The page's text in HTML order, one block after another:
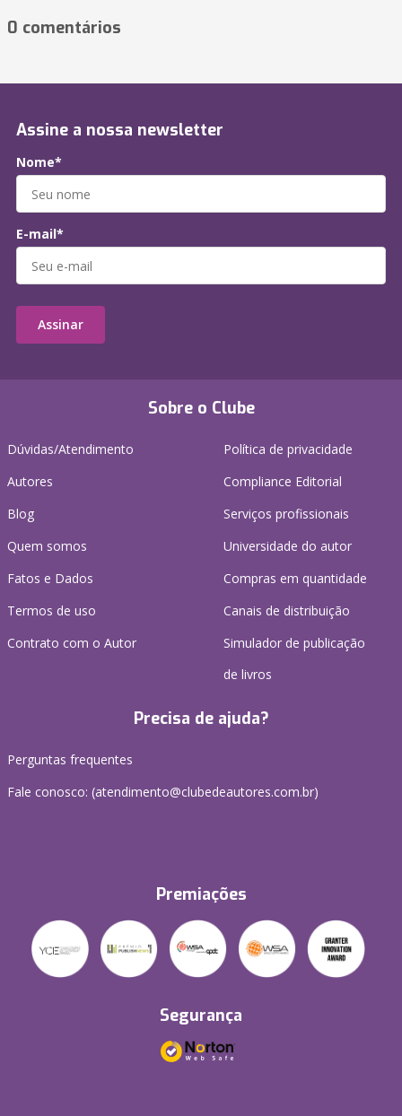
0 comentários
Sobre o Clube
Dúvidas/Atendimento
Autores
Blog
Quem somos
Fatos e Dados
Termos de uso
Contrato com o Autor
Política de privacidade
Compliance Editorial
Serviços profissionais
Universidade do autor
Compras em quantidade
Canais de distribuição
Simulador de publicação
de livros
Precisa de ajuda?
Perguntas frequentes
Fale conosco: (atendimento@clubedeautores.com.br)
Premiações
Segurança
Assine a nossa newsletter
Nome*
E-mail*
Assinar